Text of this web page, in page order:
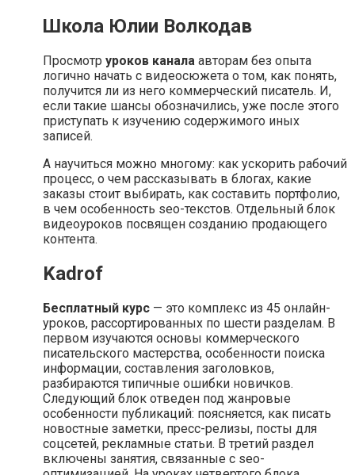
Школа Юлии Волкодав
Просмотр уроков канала авторам без опыта
логично начать с видеосюжета о том, как понять,
получится ли из него коммерческий писатель. И,
если такие шансы обозначились, уже после этого
приступать к изучению содержимого иных
записей.
А научиться можно многому: как ускорить рабочий
процесс, о чем рассказывать в блогах, какие
заказы стоит выбирать, как составить портфолио,
в чем особенность seo-текстов. Отдельный блок
видеоуроков посвящен созданию продающего
контента.
Kadrof
Бесплатный курс — это комплекс из 45 онлайн-
уроков, рассортированных по шести разделам. В
первом изучаются основы коммерческого
писательского мастерства, особенности поиска
информации, составления заголовков,
разбираются типичные ошибки новичков.
Следующий блок отведен под жанровые
особенности публикаций: поясняется, как писать
новостные заметки, пресс-релизы, посты для
соцсетей, рекламные статьи. В третий раздел
включены занятия, связанные с seo-